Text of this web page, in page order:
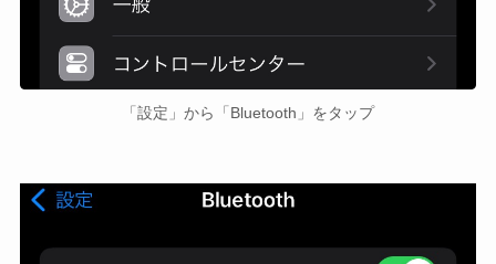
「設定」から「Bluetooth」をタップ